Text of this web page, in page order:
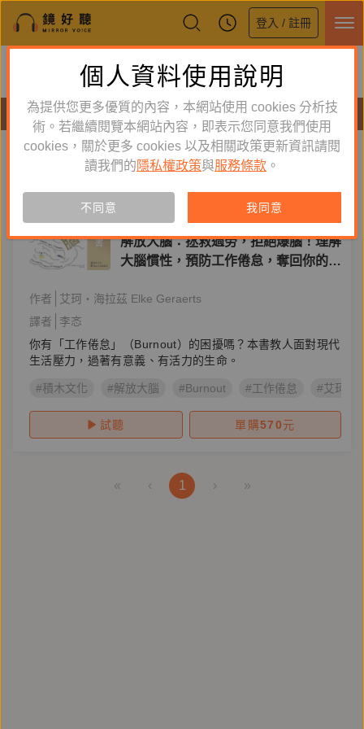
登入 / 註冊
鏡好聽全新APP上線
體驗全面升級，即刻下載
有聲書
Burnout 新到舊 舊到新
有聲書
解放大腦：拯救過勞，拒絕爆腦！理解
大腦慣性，預防工作倦怠，奪回你的心
作者
艾珂・海拉茲 Elke Geraerts
譯者
李忞
你有「工作倦怠」（Burnout）的困擾嗎？本書教人面對現代
生活壓力，過著有意義、有活力的生命。
#積木文化 #解放大腦 #Burnout #工作倦怠 #艾珂・
試聽 單購570元
« ‹ 1 › »
個人資料使用說明
為提供您更多優質的內容，本網站使用 cookies 分析技
術。若繼續閱覽本網站內容，即表示您同意我們使用
cookies，關於更多 cookies 以及相關政策更新資訊請閱
讀我們的 隱私權政策與服務條款 。
不同意 我同意